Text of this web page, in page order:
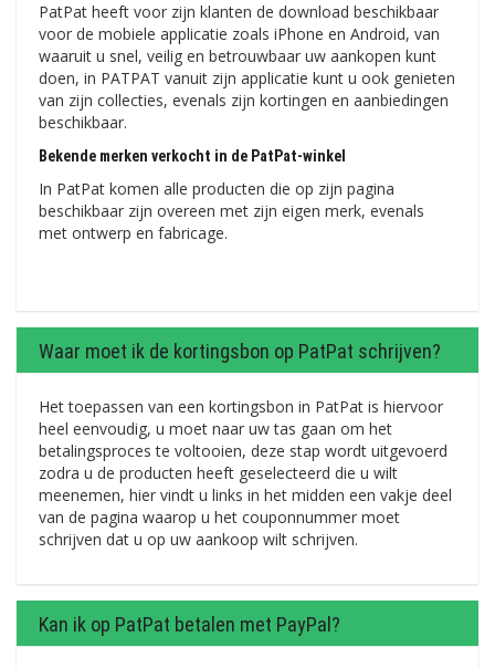
PatPat heeft voor zijn klanten de download beschikbaar
voor de mobiele applicatie zoals iPhone en Android, van
waaruit u snel, veilig en betrouwbaar uw aankopen kunt
doen, in PATPAT vanuit zijn applicatie kunt u ook genieten
van zijn collecties, evenals zijn kortingen en aanbiedingen
beschikbaar.
Bekende merken verkocht in de PatPat-winkel
In PatPat komen alle producten die op zijn pagina
beschikbaar zijn overeen met zijn eigen merk, evenals
met ontwerp en fabricage.
Waar moet ik de kortingsbon op PatPat schrijven?
Het toepassen van een kortingsbon in PatPat is hiervoor
heel eenvoudig, u moet naar uw tas gaan om het
betalingsproces te voltooien, deze stap wordt uitgevoerd
zodra u de producten heeft geselecteerd die u wilt
meenemen, hier vindt u links in het midden een vakje deel
van de pagina waarop u het couponnummer moet
schrijven dat u op uw aankoop wilt schrijven.
Kan ik op PatPat betalen met PayPal?